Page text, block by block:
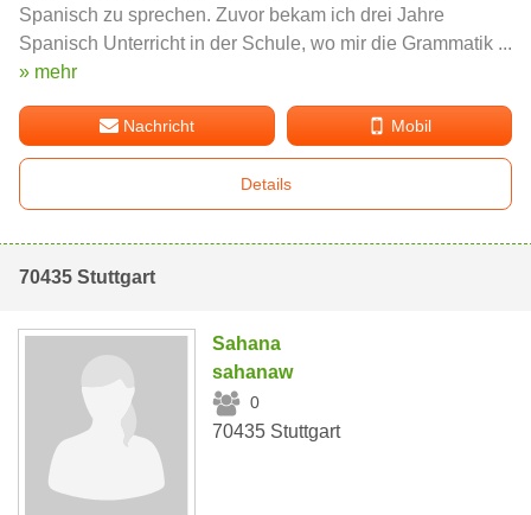
Spanisch zu sprechen. Zuvor bekam ich drei Jahre
Spanisch Unterricht in der Schule, wo mir die Grammatik ...
» mehr
Nachricht Mobil
Details
70435 Stuttgart
Sahana
sahanaw
0
70435 Stuttgart